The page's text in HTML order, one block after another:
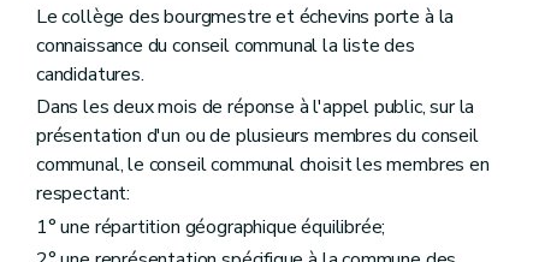
Art. 205
Section 5 Des effets des mesures de protection
Art. 207
Art. 208
Section 6 Des zones de protection
Art. 209
Section 7 Des écussons et des panneaux
Chapitre II Des mesures de prévention et de restauration
Section première
Des dispositions générales
Le collège des bourgmestre et échevins porte à la
connaissance du conseil communal la liste des
candidatures.
Dans les deux mois de réponse à l'appel public, sur la
présentation d'un ou de plusieurs membres du conseil
communal, le conseil communal choisit les membres en
respectant:
1° une répartition géographique équilibrée;